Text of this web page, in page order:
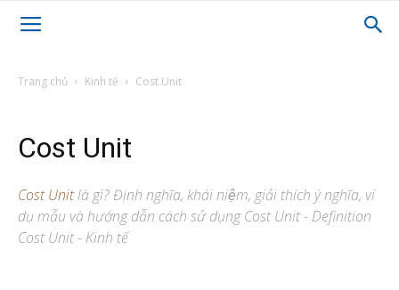
Trang chủ Kinh tế Cost Unit
Cost Unit
Cost Unitlà gì? Định nghĩa, khái niệm, giải thích ý nghĩa, ví
dụ mẫu và hướng dẫn cách sử dụng Cost Unit - Definition
Cost Unit - Kinh tế